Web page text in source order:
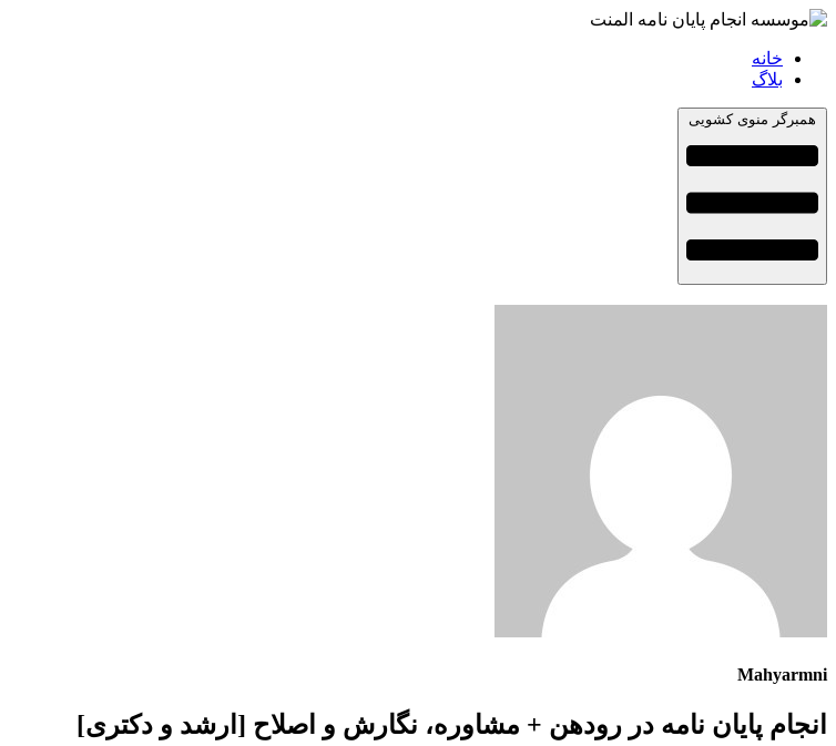
خانه
بلاگ
همبرگر منوی کشویی
Mahyarmni
انجام پایان نامه در رودهن + مشاوره، نگارش و اصلاح [ارشد و دکتری]